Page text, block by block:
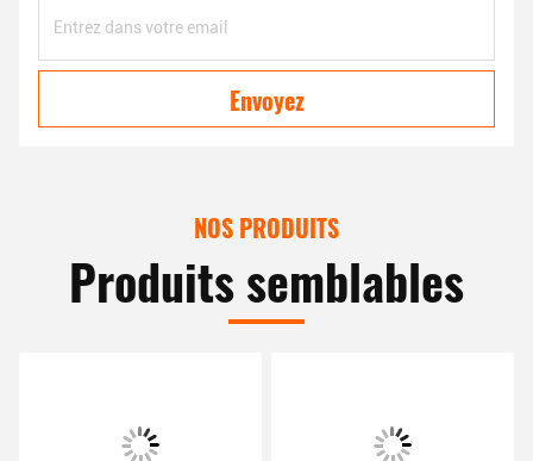
Envoyez
NOS PRODUITS
Produits semblables